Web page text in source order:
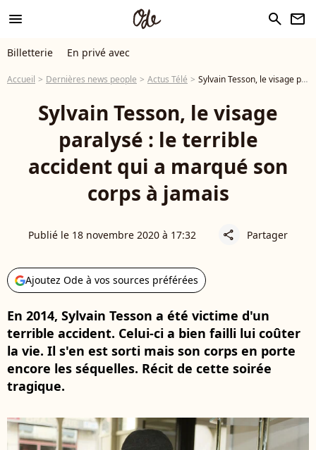
menu search newsletter
Billetterie En privé avec
Accueil Dernières news people Actus Télé Sylvain Tesson, le visage paralysé : le terrible accident qui a marqué son corps à jamais
Sylvain Tesson, le visage
paralysé : le terrible
accident qui a marqué son
corps à jamais
Publié le 18 novembre 2020 à 17:32 share Partager
Ajoutez Ode à vos sources préférées
En 2014, Sylvain Tesson a été victime d'un
terrible accident. Celui-ci a bien failli lui coûter
la vie. Il s'en est sorti mais son corps en porte
encore les séquelles. Récit de cette soirée
tragique.